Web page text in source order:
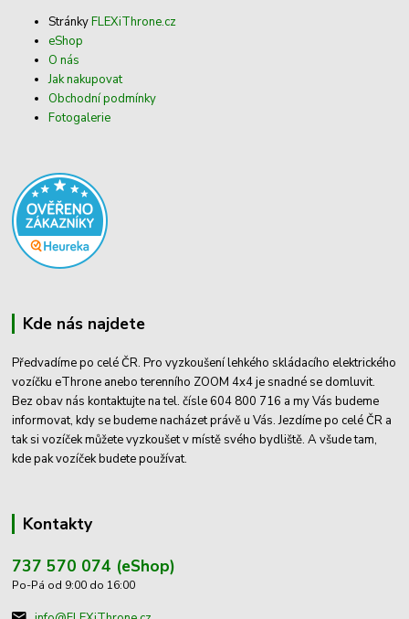
StránkyFLEXiThrone.cz
eShop
O nás
Jak nakupovat
Obchodní podmínky
Fotogalerie
Kde nás najdete
Předvadíme po celé ČR. Pro vyzkoušení lehkého skládacího elektrického
vozíčku eThrone anebo terenního ZOOM 4x4 je snadné se domluvit.
Bez obav nás kontaktujte na tel. čísle 604 800 716 a my Vás budeme
informovat, kdy se budeme nacházet právě u Vás. Jezdíme po celé ČR a
tak si vozíček můžete vyzkoušet v místě svého bydliště. A všude tam,
kde pak vozíček budete používat.
Kontakty
737 570 074 (eShop)
Po-Pá od 9:00 do 16:00